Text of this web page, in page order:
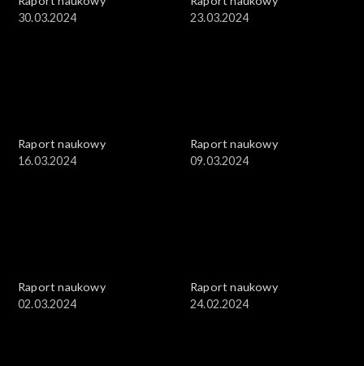
30.03.2024
23.03.2024
Raport naukowy
16.03.2024
Raport naukowy
09.03.2024
Raport naukowy
02.03.2024
Raport naukowy
24.02.2024